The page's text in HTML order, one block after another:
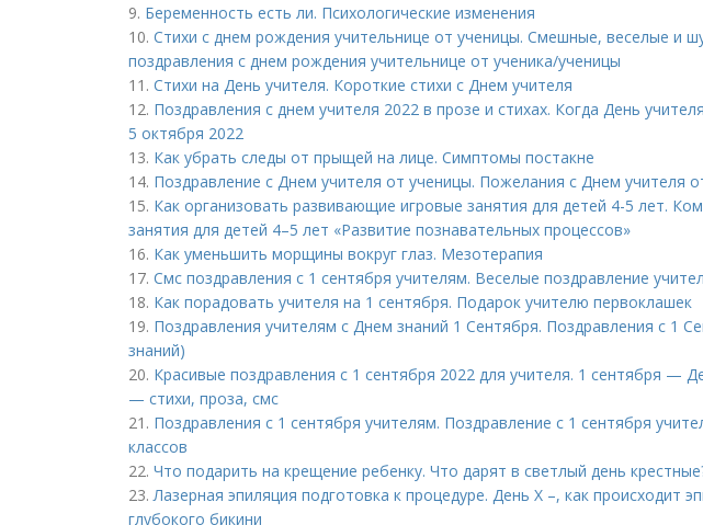
9. Беременность есть ли. Психологические изменения
10. Стихи с днем рождения учительнице от ученицы. Смешные, веселые и
поздравления с днем рождения учительнице от ученика/ученицы
11. Стихи на День учителя. Короткие стихи с Днем учителя
12. Поздравления с днем учителя 2022 в прозе и стихах. Когда День
5 октября 2022
13. Как убрать следы от прыщей на лице. Симптомы постакне
14. Поздравление с Днем учителя от ученицы. Пожелания с Днем учителя
15. Как организовать развивающие игровые занятия для детей 4-5 лет.
занятия для детей 4–5 лет «Развитие познавательных процессов»
16. Как уменьшить морщины вокруг глаз. Мезотерапия
17. Смс поздравления с 1 сентября учителям. Веселые поздравление
18. Как порадовать учителя на 1 сентября. Подарок учителю первоклашек
19. Поздравления учителям с Днем знаний 1 Сентября. Поздравления с 1
знаний)
20. Красивые поздравления с 1 сентября 2022 для учителя. 1 сентября —
— стихи, проза, смс
21. Поздравления с 1 сентября учителям. Поздравление с 1 сентября
классов
22. Что подарить на крещение ребенку. Что дарят в светлый день
23.Лазерная эпиляция подготовка к процедуре. День Х –, как происходит
глубокого бикини